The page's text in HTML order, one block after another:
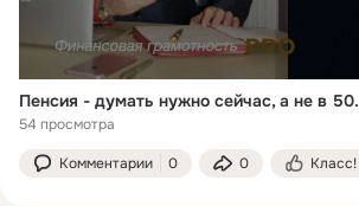
Пенсия - думать нужно сейчас, а не в 50.
54 просмотра
Комментарии 0 0 Класс!